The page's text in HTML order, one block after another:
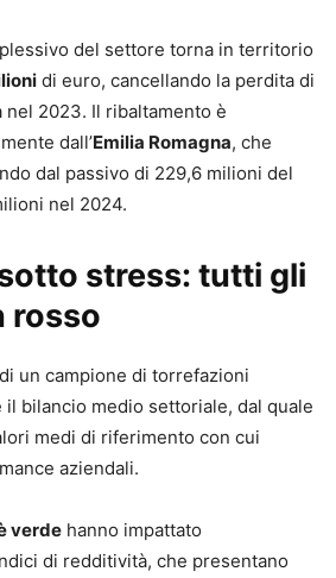
del settore torna in territorio
di euro, cancellando la perdita di
nel 2023. Il ribaltamento è
dall’Emilia Romagna, che
dal passivo di 229,6 milioni del
nel 2024.
stress: tutti gli
rosso
un campione di torrefazioni
bilancio medio settoriale, dal quale
medi di riferimento con cui
aziendali.
verde hanno impattato
di redditività, che presentano